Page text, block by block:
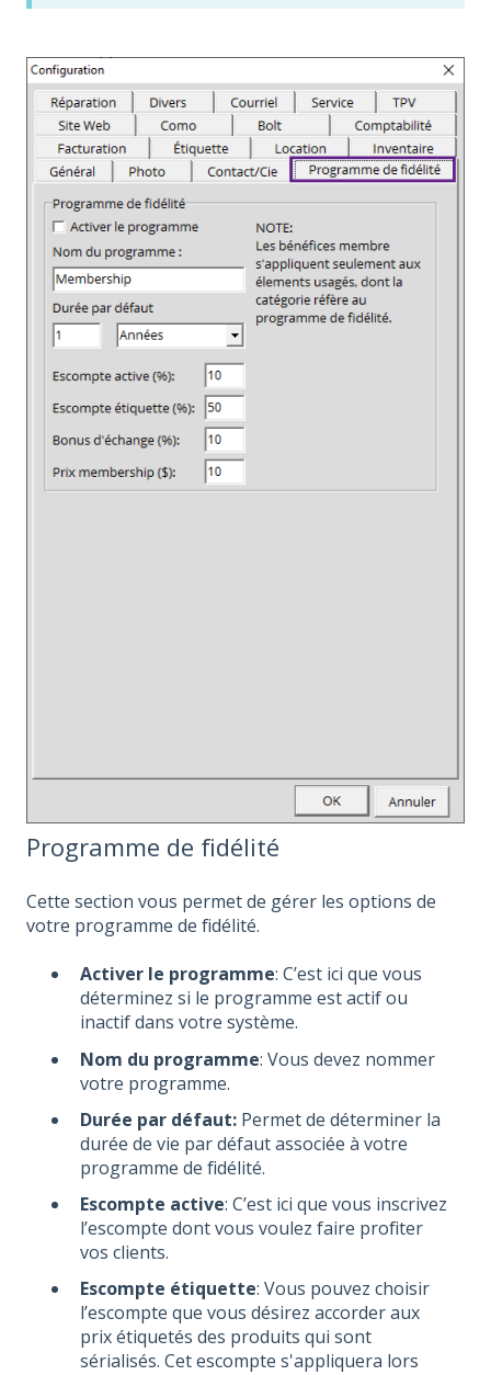
Programme de fidélité
Cette section vous permet de gérer les options de
votre programme de fidélité.
Activer le programme: C’est ici que vous
déterminez si le programme est actif ou
inactif dans votre système.
Nom du programme: Vous devez nommer
votre programme.
Durée par défaut: Permet de déterminer la
durée de vie par défaut associée à votre
programme de fidélité.
Escompte active: C’est ici que vous inscrivez
l’escompte dont vous voulez faire profiter
vos clients.
Escompte étiquette: Vous pouvez choisir
l’escompte que vous désirez accorder aux
prix étiquetés des produits qui sont
sérialisés. Cet escompte s'appliquera lors